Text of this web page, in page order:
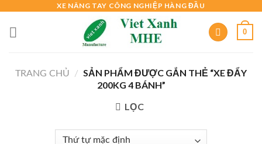
content
XE NÂNG TAY CÔNG NGHIỆP HÀNG ĐẦU
0
TRANG CHỦ / SẢN PHẨM ĐƯỢC GẮN THẺ “XE ĐẨY
200KG 4 BÁNH”
LỌC